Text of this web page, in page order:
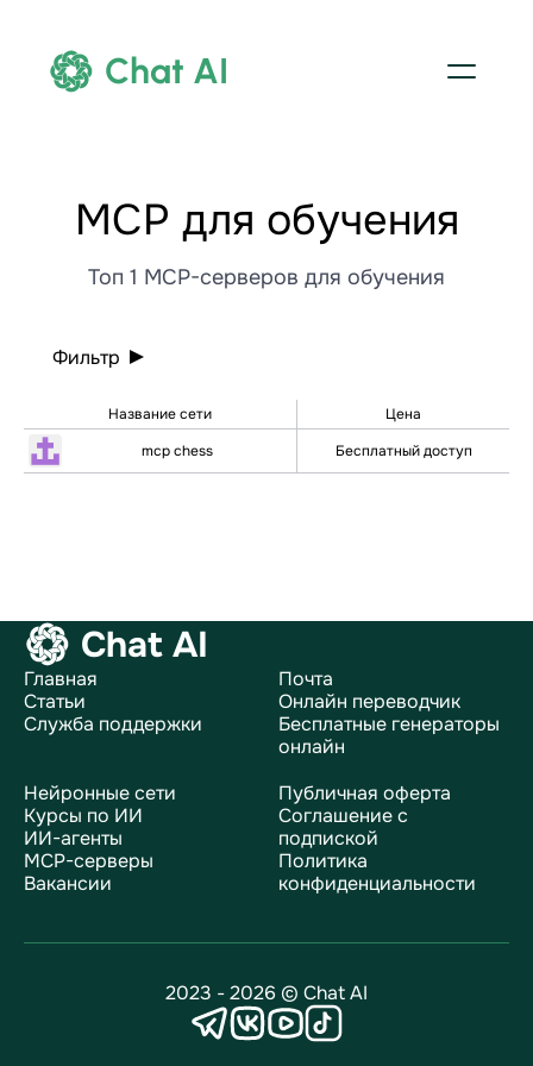
Chat AI
МСР для обучения
Топ 1 MCP-серверов для обучения
Фильтр
Название сети
Цена
mcp chess
Бесплатный доступ
Chat AI
Главная
Статьи
Служба поддержки
Почта
Онлайн переводчик
Бесплатные генераторы
онлайн
Нейронные сети
Курсы по ИИ
ИИ-агенты
MCP-серверы
Вакансии
Публичная оферта
Соглашение с
подпиской
Политика
конфиденциальности
2023 - 2026 © Chat AI